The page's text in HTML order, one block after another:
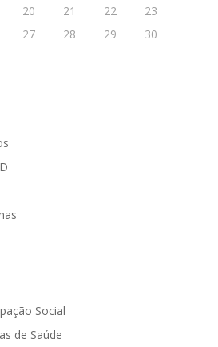
20 21 22
23
27 28 29
30
Social
de Saúde